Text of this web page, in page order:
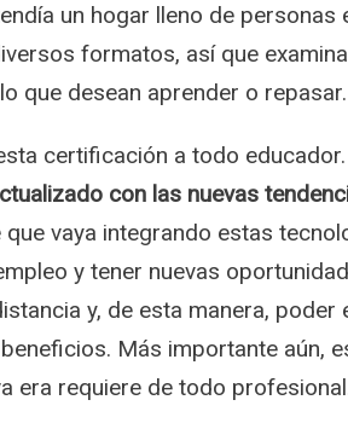
un hogar lleno de
formatos, así que
que desean aprender o repasar.
certificación a todo educador.
con las nuevas
vaya integrando estas
y tener nuevas
y, de esta manera,
Más importante aún,
era requiere de todo